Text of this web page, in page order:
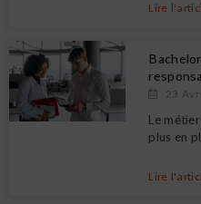
Lire
23
Le
plus en
Lire